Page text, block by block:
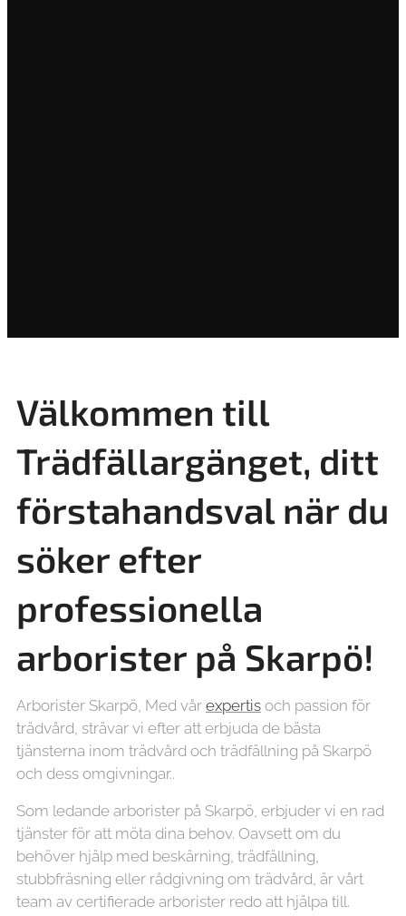
Välkommen till
Trädfällargänget, ditt
förstahandsval när du
söker efter
professionella
arborister på Skarpö!
Arborister Skarpö, Med vår expertis och passion för
trädvård, strävar vi efter att erbjuda de bästa
tjänsterna inom trädvård och trädfällning på Skarpö
och dess omgivningar..
Som ledande arborister på Skarpö, erbjuder vi en rad
tjänster för att möta dina behov. Oavsett om du
behöver hjälp med beskärning, trädfällning,
stubbfräsning eller rådgivning om trädvård, är vårt
team av certifierade arborister redo att hjälpa till.